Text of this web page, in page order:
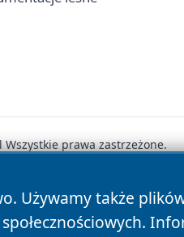
Używamy także
prawa zastrzeżone.
Polityka Cookies